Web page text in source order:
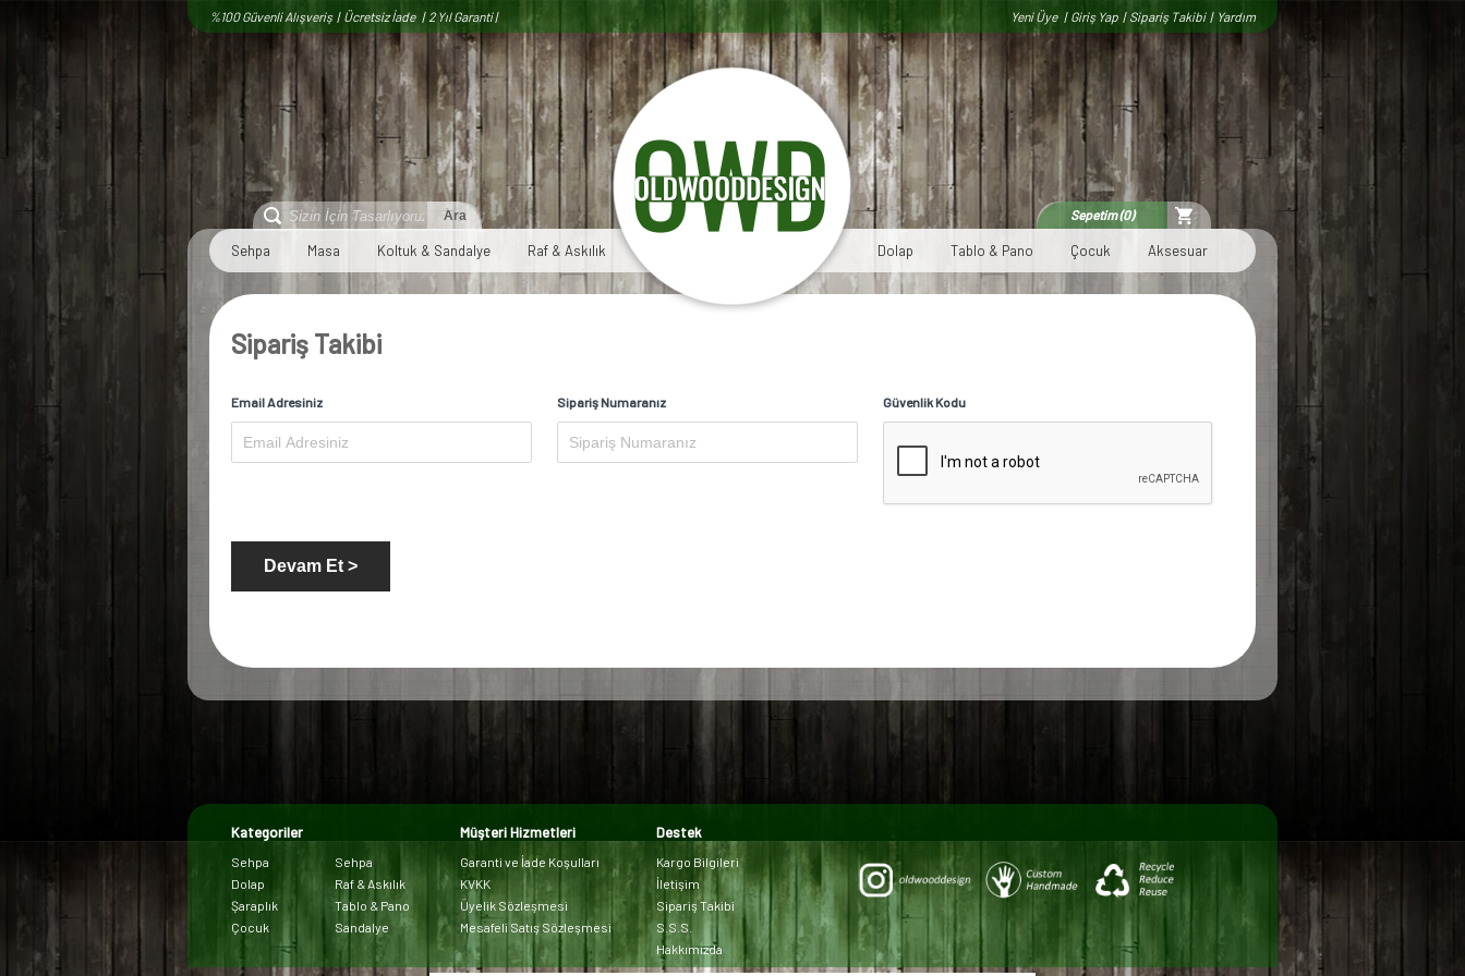
%100 Güvenli Alışveriş | Ücretsiz İade | 2 Yıl Garanti | Yeni Üye | Giriş Yap | Sipariş Takibi| Yardım
Sepetim (0)
Sehpa Masa Koltuk & Sandalye Raf & Askılık Dolap Tablo & Pano Çocuk Aksesuar
Sipariş Takibi
Email Adresiniz Sipariş Numaranız Güvenlik Kodu
Kategoriler
Sehpa
Sehpa
Dolap
Raf & Askılık
Şaraplık
Tablo & Pano
Çocuk
Sandalye
Müşteri Hizmetleri
Garanti ve İade Koşulları
KVKK
Üyelik Sözleşmesi
Mesafeli Satış Sözleşmesi
Destek
Kargo Bilgileri
İletişim
Sipariş Takibi
S.S.S.
Hakkımızda